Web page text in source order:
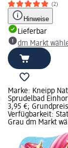
(2)
Hinweise
Lieferbar
dm Markt
Marke: Kneipp
Sprudelbad
3,95 €;
Verfügbarkeit:
Grau dm Markt